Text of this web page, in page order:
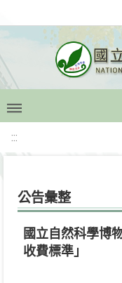
:::
公告彙整
國立自然科學博
收費標準」